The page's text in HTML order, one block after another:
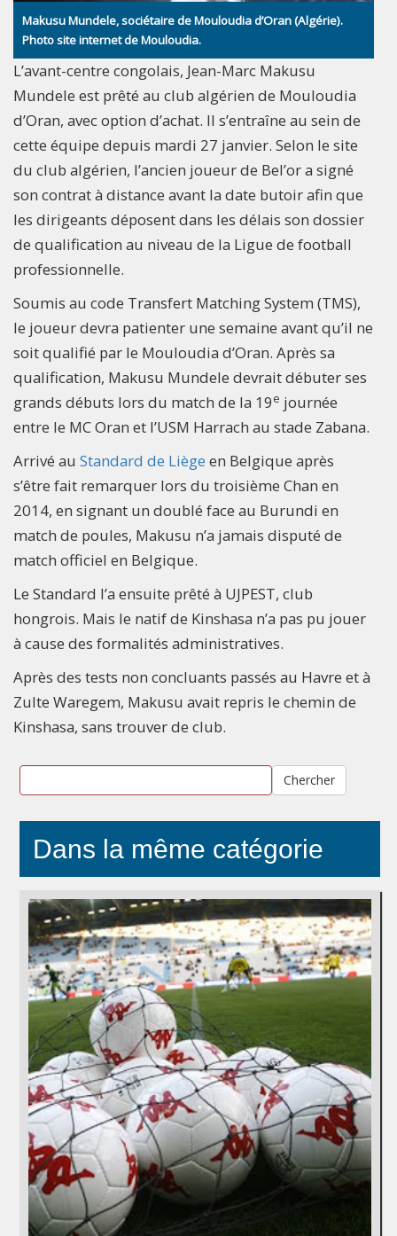
Makusu Mundele, sociétaire de Mouloudia d’Oran (Algérie).
Photo site internet de Mouloudia.
L’avant-centre congolais, Jean-Marc Makusu
Mundele est prêté au club algérien de Mouloudia
d’Oran, avec option d’achat. Il s’entraîne au sein de
cette équipe depuis mardi 27 janvier. Selon le site
du club algérien, l’ancien joueur de Bel’or a signé
son contrat à distance avant la date butoir afin que
les dirigeants déposent dans les délais son dossier
de qualification au niveau de la Ligue de football
professionnelle.
Soumis au code Transfert Matching System (TMS),
le joueur devra patienter une semaine avant qu’il ne
soit qualifié par le Mouloudia d’Oran. Après sa
qualification, Makusu Mundele devrait débuter ses
grands débuts lors du match de la 19e journée
entre le MC Oran et l’USM Harrach au stade Zabana.
Arrivé au Standard de Liège en Belgique après
s’être fait remarquer lors du troisième Chan en
2014, en signant un doublé face au Burundi en
match de poules, Makusu n’a jamais disputé de
match officiel en Belgique.
Le Standard l’a ensuite prêté à UJPEST, club
hongrois. Mais le natif de Kinshasa n’a pas pu jouer
à cause des formalités administratives.
Après des tests non concluants passés au Havre et à
Zulte Waregem, Makusu avait repris le chemin de
Kinshasa, sans trouver de club.
Chercher
Dans la même catégorie